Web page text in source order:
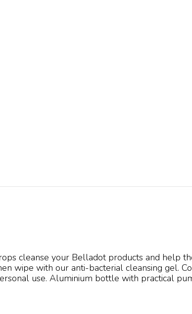
cleanse your Belladot products and help
wipe with our anti-bacterial cleansing gel.
use. Aluminium bottle with practical